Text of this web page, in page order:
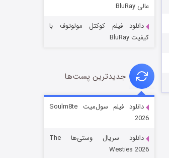
قسمت۶ (زیرنویس)
عالی BluRay
دانلود فیلم کوکتل مولوتوف با
کیفیت BluRay
جدیدترین پست‌ها
دانلود فیلم سول‌میت Soulm8te
2026
دانلود سریال وستی‌ها The
Westies 2026